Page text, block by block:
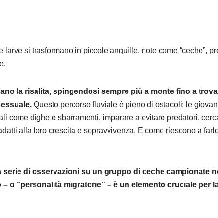
si trasformano in piccole anguille, note come “ceche”,
la risalita, spingendosi sempre più a monte fino a
Questo percorso fluviale è pieno di ostacoli: le
come dighe e sbarramenti, imparare a evitare predatori,
alla loro crescita e sopravvivenza. E come riescono a
di osservazioni su un gruppo di ceche campionate
o “personalità migratorie” – è un elemento cruciale per